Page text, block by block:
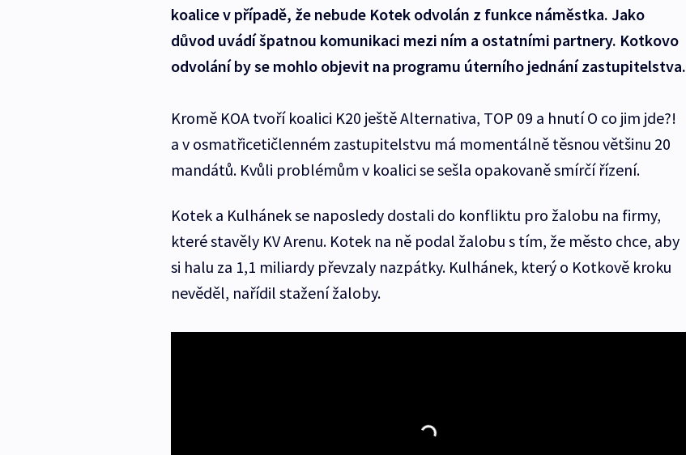
koalice v případě, že nebude Kotek odvolán z funkce náměstka. Jako
důvod uvádí špatnou komunikaci mezi ním a ostatními partnery. Kotkovo
odvolání by se mohlo objevit na programu úterního jednání zastupitelstva.
Kromě KOA tvoří koalici K20 ještě Alternativa, TOP 09 a hnutí O co jim jde?!
a v osmatřicetičlenném zastupitelstvu má momentálně těsnou většinu 20
mandátů. Kvůli problémům v koalici se sešla opakovaně smírčí řízení.
Kotek a Kulhánek se naposledy dostali do konfliktu pro žalobu na firmy,
které stavěly KV Arenu. Kotek na ně podal žalobu s tím, že město chce, aby
si halu za 1,1 miliardy převzaly nazpátky. Kulhánek, který o Kotkově kroku
nevěděl, nařídil stažení žaloby.